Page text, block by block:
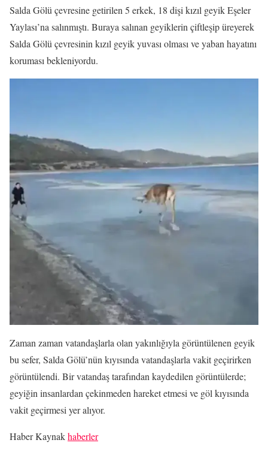
Salda Gölü çevresine getirilen 5 erkek, 18 dişi kızıl geyik Eşeler
Yaylası’na salınmıştı. Buraya salınan geyiklerin çiftleşip üreyerek
Salda Gölü çevresinin kızıl geyik yuvası olması ve yaban hayatını
koruması bekleniyordu.
Zaman zaman vatandaşlarla olan yakınlığıyla görüntülenen geyik
bu sefer, Salda Gölü’nün kıyısında vatandaşlarla vakit geçirirken
görüntülendi. Bir vatandaş tarafından kaydedilen görüntülerde;
geyiğin insanlardan çekinmeden hareket etmesi ve göl kıyısında
vakit geçirmesi yer alıyor.
Haber Kaynakhaberler